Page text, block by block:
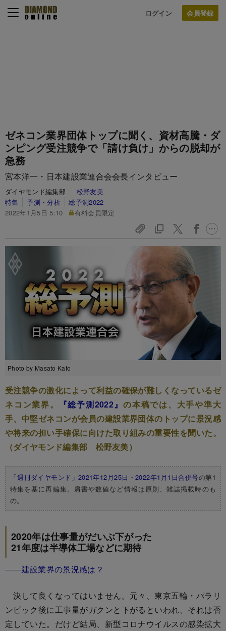
ログイン
ゼネコン業界団体トップに聞く、資材高騰・ダ
ンピング受注競争で「請け負け」からの脱却が
急務
宮本洋一・日本建設業連合会会長インタビュー
ダイヤモンド編集部 松野友美
特集
予測・分析
総予測2022
2022年1月5日 5:10
有料会員限定
Photo by Masato Kato
受注競争の激化によって利益の確保が難しくなっているゼ
ネコン業界。
『総予測2022』の本稿では、大手や準大
手、中堅ゼネコンが会員の建設業界団体のトップに景況感
や将来の担い手確保に向けた取り組みの重要性を聞いた。
（ダイヤモンド編集部 松野友美）
「週刊ダイヤモンド」2021年12月25日・2022年1月1日合併号の第1
特集を基に再編集。肩書や数値など情報は原則、雑誌掲載時のも
の。
2020年は仕事量がだいぶ下がった
21年度は半導体工場などに期待
――建設業界の景況感は？
決して良くなってはいません。元々、東京五輪・パラリ
ンピック後に工事量がガクンと下がるといわれ、それは否
定していた。だけど結局、新型コロナウイルスの感染拡大